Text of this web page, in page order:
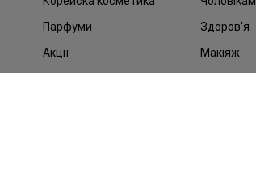
Парфуми
Здоров'я
Акції
Макіяж